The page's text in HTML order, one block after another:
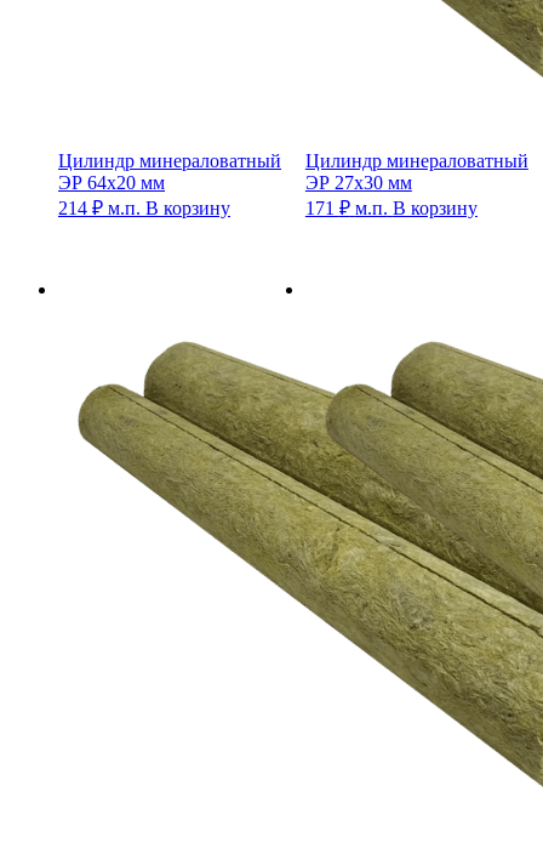
Цилиндр минераловатный
ЭР 64х20 мм
214 ₽ м.п. В корзину
Цилиндр минераловатный
ЭР 27х30 мм
171 ₽ м.п. В корзину